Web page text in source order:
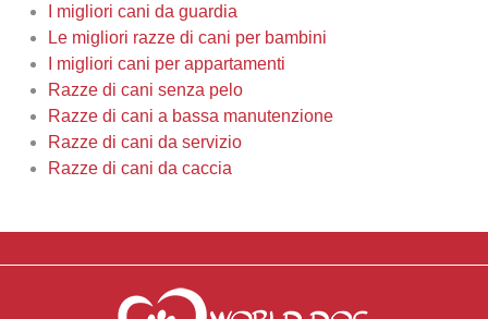
I migliori cani da guardia
Le migliori razze di cani per bambini
I migliori cani per appartamenti
Razze di cani senza pelo
Razze di cani a bassa manutenzione
Razze di cani da servizio
Razze di cani da caccia